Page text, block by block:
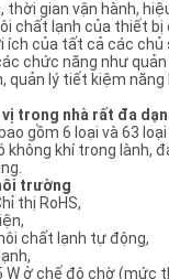
thời gian vận hành,
chất lạnh của thiết bị
ích của tất cả các
chức năng như
quản lý tiết kiệm năng
vị trong nhà rất đa
gồm 6 loại và 63
không khí trong lành,
trường
thị RoHS,
chất lạnh tự động,
W ở chế độ chờ (mức